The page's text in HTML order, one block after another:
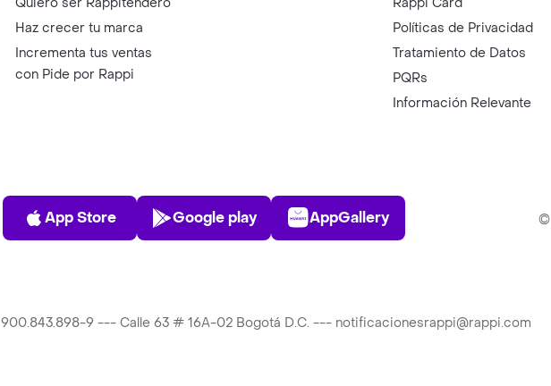
Haz crecer tu marca
Incrementa tus ventas
con Pide por Rappi
Políticas de Privacidad
Tratamiento de Datos
PQRs
Información Relevante
App Store
App Store
Play Store
Google play
AppGallery
AppGallery ©
900.843.898-9 --- Calle 63 # 16A-02 Bogotá D.C. --- notificacionesrappi@rappi.com